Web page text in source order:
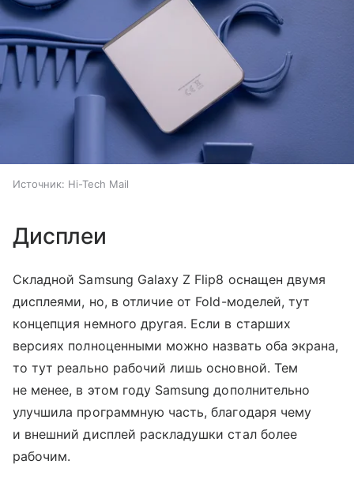
Источник: Hi-Tech Mail
Дисплеи
Складной Samsung Galaxy Z Flip8 оснащен двумя
дисплеями, но, в отличие от Fold-моделей, тут
концепция немного другая. Если в старших
версиях полноценными можно назвать оба экрана,
то тут реально рабочий лишь основной. Тем
не менее, в этом году Samsung дополнительно
улучшила программную часть, благодаря чему
и внешний дисплей раскладушки стал более
рабочим.